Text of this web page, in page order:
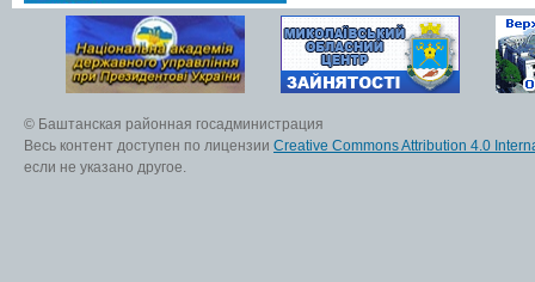
© Баштанская районная госадминистрация
Весь контент доступен по лицензии Creative Commons Attribution 4.0
если не указано другое.